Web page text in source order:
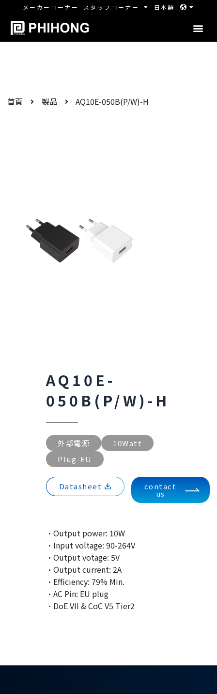
メーカーコーナー スタッフコーナー 日本語
首頁 製品 AQ10E-050B(P/W)-H
AQ10E-
050B(P/W)-H
外部電源
10Watt
Plug-EU
Datasheet contact
us
·Output power: 10W
·Input voltage: 90-264V
·Output votage: 5V
·Output current: 2A
·Efficiency: 79% Min.
·AC Pin: EU plug
·DoE VII & CoC V5 Tier2